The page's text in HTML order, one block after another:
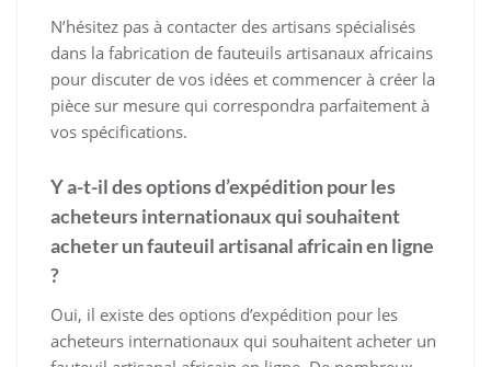
N’hésitez pas à contacter des artisans spécialisés
dans la fabrication de fauteuils artisanaux africains
pour discuter de vos idées et commencer à créer la
pièce sur mesure qui correspondra parfaitement à
vos spécifications.
Y a-t-il des options d’expédition pour les
acheteurs internationaux qui souhaitent
acheter un fauteuil artisanal africain en ligne
?
Oui, il existe des options d’expédition pour les
acheteurs internationaux qui souhaitent acheter un